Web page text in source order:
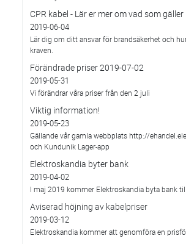
CPR kabel - Lär er mer om vad som gäller
2019-06-04
Lär dig om ditt ansvar för brandsäkerhet och
kraven.
Förändrade priser 2019-07-02
2019-05-31
Vi förändrar våra priser från den 2 juli
Viktig information!
2019-05-23
Gällande vår gamla webbplats http://
och Kundunik Lager-app
Elektroskandia byter bank
2019-04-02
I maj 2019 kommer Elektroskandia byta bank
Aviserad höjning av kabelpriser
2019-03-12
Elektroskandia kommer att genomföra en